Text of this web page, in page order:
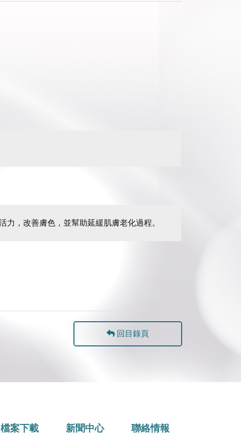
，改善膚色，並幫助延緩肌膚老化過程。
回目錄頁
檔案下載 新聞中心 聯絡情報